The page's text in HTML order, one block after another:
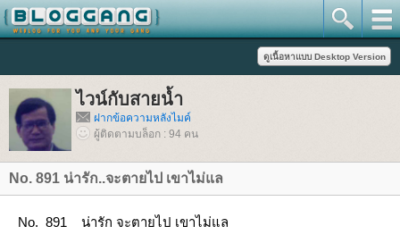
ไวน์กับสายน้ำ
ฝากข้อความหลังไมค์
ผู้ติดตามบล็อก : 94 คน
No. 891 น่ารัก..จะตายไป เขาไม่แล
No. 891 น่ารัก จะตายไป เขาไม่แล